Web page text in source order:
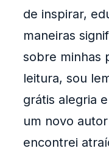
de inspirar,
maneiras
sobre minhas
leitura, sou
grátis alegria
um novo
encontrei